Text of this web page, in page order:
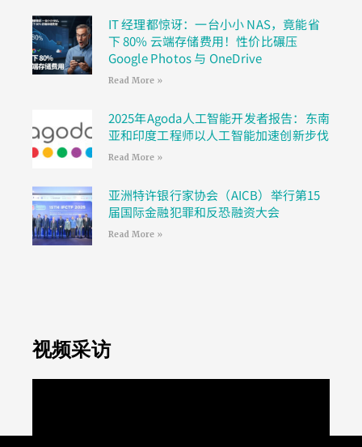
IT 经理都惊讶：一台小小 NAS，竟能省
下 80% 云端存储费用！性价比碾压
Google Photos 与 OneDrive
Read More »
2025年Agoda人工智能开发者报告：东南
亚和印度工程师以人工智能加速创新步伐
Read More »
亚洲特许银行家协会（AICB）举行第15
届国际金融犯罪和反恐融资大会
Read More »
视频采访